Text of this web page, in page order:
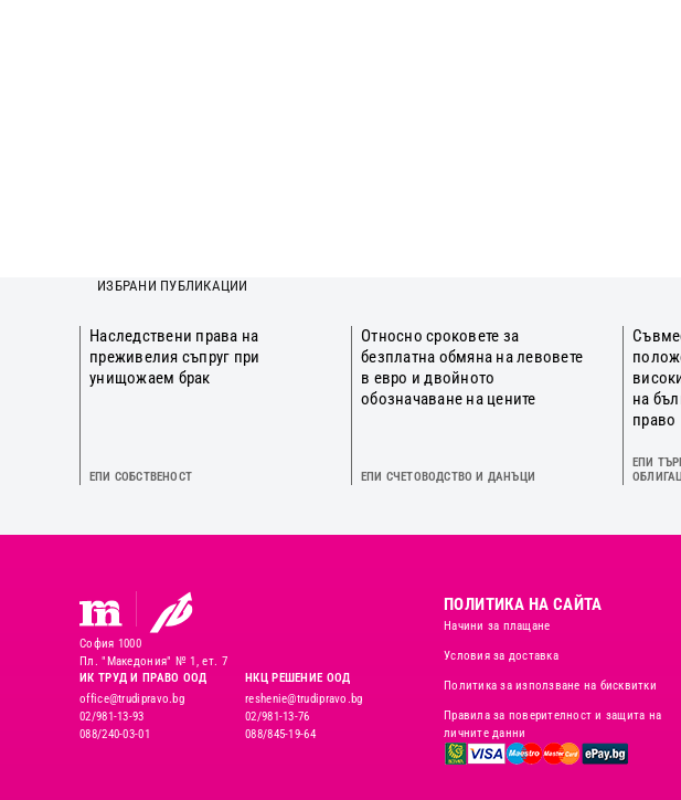
ИЗБРАНИ ПУБЛИКАЦИИ
Наследствени права на
преживелия съпруг при
унищожаем брак
ЕПИ СОБСТВЕНОСТ
Относно сроковете за
безплатна обмяна на левовете
в евро и двойното
обозначаване на цените
ЕПИ СЧЕТОВОДСТВО И ДАНЪЦИ
на
право
ЕПИ
София 1000
Пл. "Македония" № 1, ет. 7
ИК ТРУД И ПРАВО ООД
office@trudipravo.bg
02/981-13-93
088/240-03-01
НКЦ РЕШЕНИЕ ООД
reshenie@trudipravo.bg
02/981-13-76
088/845-19-64
ПОЛИТИКА НА САЙТА
Начини за плащане
Условия за доставка
Политика за използване на бисквитки
Правила за поверителност и защита на
личните данни